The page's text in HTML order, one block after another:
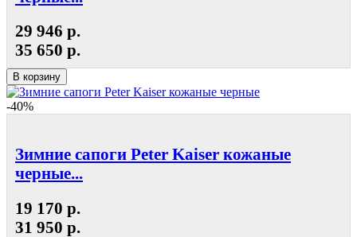
29 946 р.
35 650 р.
В корзину
-40%
Зимние сапоги Peter Kaiser кожаные
черные...
19 170 р.
31 950 р.